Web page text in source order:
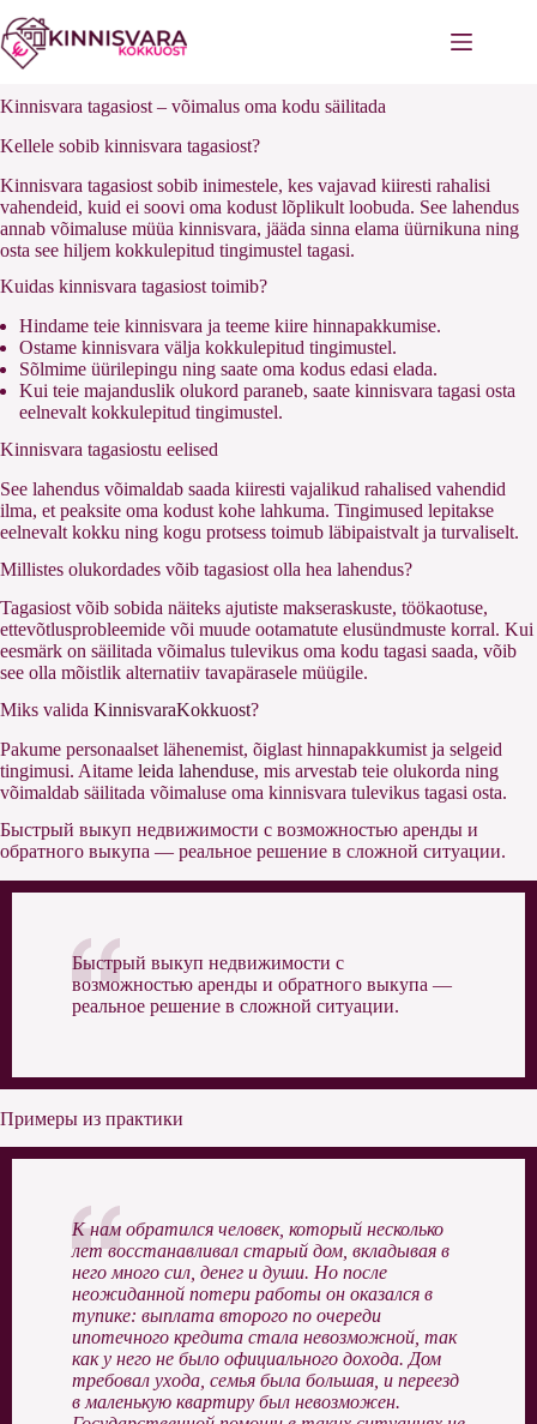
к
сути
Kinnisvara tagasiost – võimalus oma kodu säilitada
Kellele sobib kinnisvara tagasiost?
Kinnisvara tagasiost sobib inimestele, kes vajavad kiiresti rahalisi
vahendeid, kuid ei soovi oma kodust lõplikult loobuda. See lahendus
annab võimaluse müüa kinnisvara, jääda sinna elama üürnikuna ning
osta see hiljem kokkulepitud tingimustel tagasi.
Kuidas kinnisvara tagasiost toimib?
Hindame teie kinnisvara ja teeme kiire hinnapakkumise.
Ostame kinnisvara välja kokkulepitud tingimustel.
Sõlmime üürilepingu ning saate oma kodus edasi elada.
Kui teie majanduslik olukord paraneb, saate kinnisvara tagasi osta
eelnevalt kokkulepitud tingimustel.
Kinnisvara tagasiostu eelised
See lahendus võimaldab saada kiiresti vajalikud rahalised vahendid
ilma, et peaksite oma kodust kohe lahkuma. Tingimused lepitakse
eelnevalt kokku ning kogu protsess toimub läbipaistvalt ja turvaliselt.
Millistes olukordades võib tagasiost olla hea lahendus?
Tagasiost võib sobida näiteks ajutiste makseraskuste, töökaotuse,
ettevõtlusprobleemide või muude ootamatute elusündmuste korral. Kui
eesmärk on säilitada võimalus tulevikus oma kodu tagasi saada, võib
see olla mõistlik alternatiiv tavapärasele müügile.
Miks valida KinnisvaraKokkuost?
Pakume personaalset lähenemist, õiglast hinnapakkumist ja selgeid
tingimusi. Aitame leida lahenduse, mis arvestab teie olukorda ning
võimaldab säilitada võimaluse oma kinnisvara tulevikus tagasi osta.
Быстрый выкуп недвижимости с возможностью аренды и
обратного выкупа — реальное решение в сложной ситуации.
Быстрый выкуп недвижимости с
возможностью аренды и обратного выкупа —
реальное решение в сложной ситуации.
Примеры из практики
К нам обратился человек, который несколько
лет восстанавливал старый дом, вкладывая в
него много сил, денег и души. Но после
неожиданной потери работы он оказался в
тупике: выплата второго по очереди
ипотечного кредита стала невозможной, так
как у него не было официального дохода. Дом
требовал ухода, семья была большая, и переезд
в маленькую квартиру был невозможен.